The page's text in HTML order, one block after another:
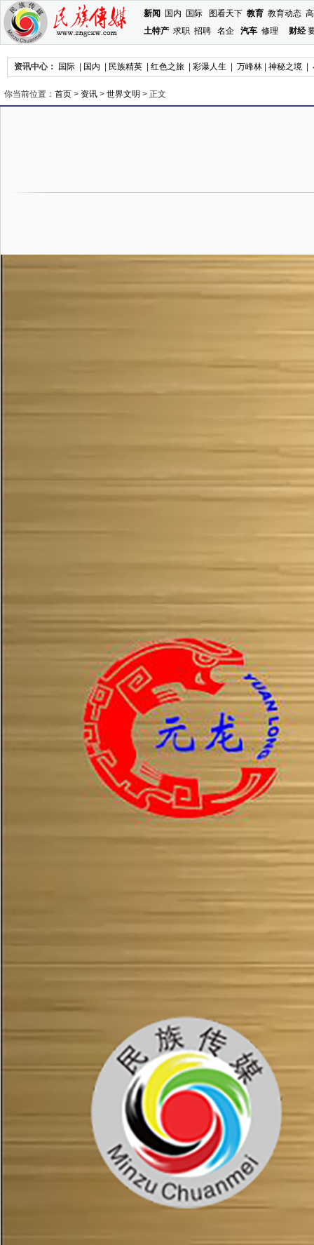
新闻 国内 国际 图看天下 教育 教育动态
土特产 求职 招聘 名企 汽车 修理 财经
资讯中心： 国际 国内 民族精英 红色之旅 彩瀑人生 万峰林 神秘之境
你当前位置： 首页 > 资讯 > 世界文明 > 正文